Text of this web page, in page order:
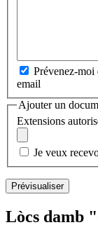
Prévenez-moi
email
Ajouter un
Extensions
Je veux
Lòcs damb